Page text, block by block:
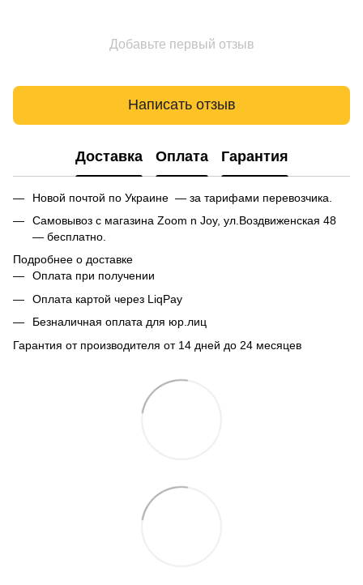
Добавьте первый отзыв
Написать отзыв
Доставка Оплата Гарантия
Новой почтой по Украине — за тарифами перевозчика.
Самовывоз с магазина Zoom n Joy, ул.Воздвиженская 48
— бесплатно.
Подробнее о доставке
Оплата при получении
Оплата картой через LiqPay
Безналичная оплата для юр.лиц
Гарантия от производителя от 14 дней до 24 месяцев